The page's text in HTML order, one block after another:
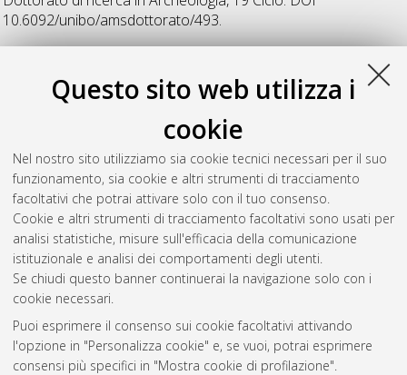
Questo sito web utilizza i
cookie
Nel nostro sito utilizziamo sia cookie tecnici necessari per il suo
funzionamento, sia cookie e altri strumenti di tracciamento
facoltativi che potrai attivare solo con il tuo consenso.
Cookie e altri strumenti di tracciamento facoltativi sono usati per
analisi statistiche, misure sull'efficacia della comunicazione
istituzionale e analisi dei comportamenti degli utenti.
Se chiudi questo banner continuerai la navigazione solo con i
cookie necessari.
Puoi esprimere il consenso sui cookie facoltativi attivando
l'opzione in "Personalizza cookie" e, se vuoi, potrai esprimere
consensi più specifici in "Mostra cookie di profilazione".
10.6092/unibo/amsdottorato/493.
Narmer e la nascita dello stato nell'antico
, [Dissertation thesis], Alma Mater Studiorum Università
di Bologna. Dottorato di ricerca inArcheologia, 18 Ciclo. DOI
10.6092/unibo/amsdottorato/494.
Questa lista e' stata generata il Thu Aug 6 20:47:48 2026
Atom
Rss 1.0
Rss 2.0